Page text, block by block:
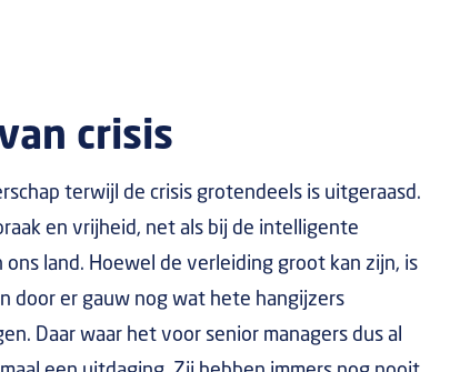
crisis
terwijl de crisis grotendeels is uitgeraasd.
en vrijheid, net als bij de intelligente
land. Hoewel de verleiding groot kan zijn, is
door er gauw nog wat hete hangijzers
Daar waar het voor senior managers dus al